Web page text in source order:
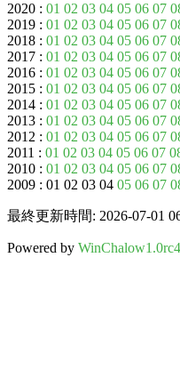
2020 : 01 02 03 04 05 06 07
2019 : 01 02 03 04 05 06 07
2018 : 01 02 03 04 05 06 07
2017 : 01 02 03 04 05 06 07
2016 : 01 02 03 04 05 06 07
2015 : 01 02 03 04 05 06 07
2014 : 01 02 03 04 05 06 07
2013 : 01 02 03 04 05 06 07
2012 : 01 02 03 04 05 06 07
2011 : 01 02 03 04 05 06 07
2010 : 01 02 03 04 05 06 07
2009 : 01 02 03 04 05 06 07
最終更新時間: 2026-07-01
Powered by WinChalow1.0rc4